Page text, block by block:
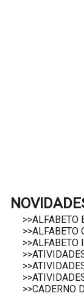
>>ALFABETO
>>ALFABETO
>>ALFABETO
>>CADERNO